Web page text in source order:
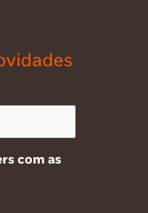
com as